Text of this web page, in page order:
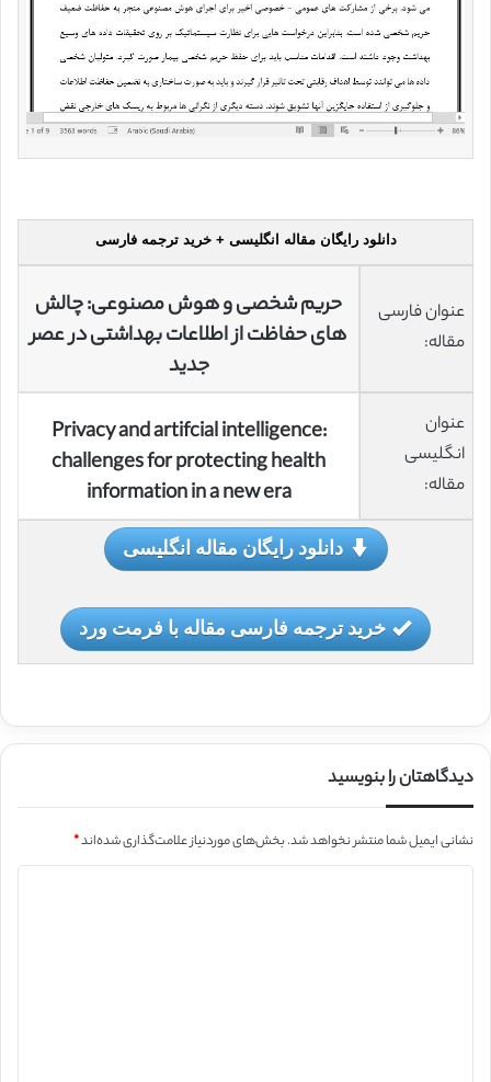
دانلود رایگان مقاله انگلیسی + خرید ترجمه فارسی
عنوان فارسی
مقاله:
حریم شخصی و هوش مصنوعی: چالش
های حفاظت از اطلاعات بهداشتی در عصر
جدید
عنوان
انگلیسی
مقاله:
Privacy and artifcial intelligence:
challenges for protecting health
information in a new era
دانلود رایگان مقاله انگلیسی
خرید ترجمه فارسی مقاله با فرمت ورد
دیدگاهتان را بنویسید
نشانی ایمیل شما منتشر نخواهد شد.بخش‌های موردنیاز علامت‌گذاری شده‌اند*